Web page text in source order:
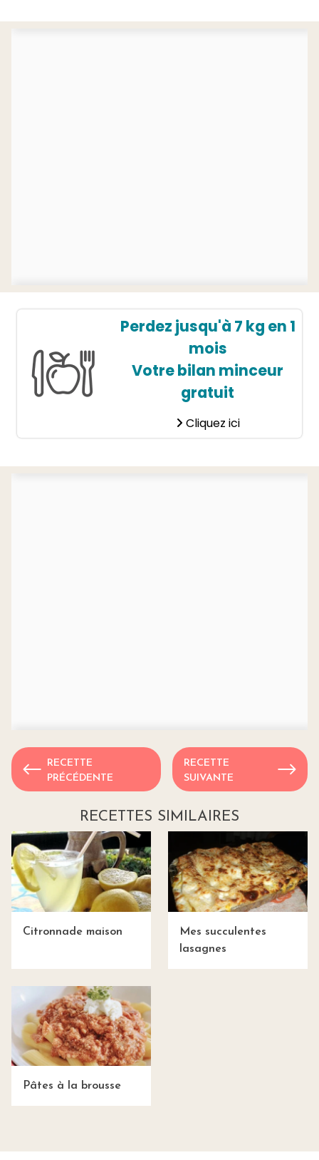
Perdez jusqu'à 7 kg en 1
mois
Votre bilan minceur
gratuit
Cliquez ici
RECETTE
PRÉCÉDENTE
RECETTE
SUIVANTE
RECETTES SIMILAIRES
Citronnade maison
Mes succulentes
lasagnes
Pâtes à la brousse